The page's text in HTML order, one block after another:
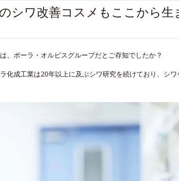
シワ改善コスメもここから生
、ポーラ・オルビスグループだとご存知でしたか？
化成工業は20年以上に及ぶシワ研究を続けており、シワ